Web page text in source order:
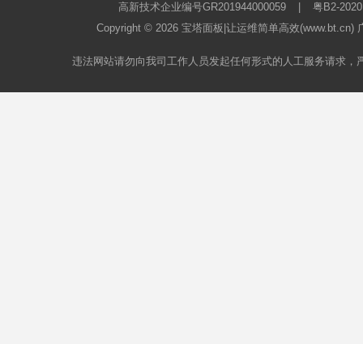
高新技术企业编号GR201944000059
粤B2-
Copyright © 2026 宝塔面板 |让运维简单高效
违法网站请勿向我司工作人员发起任何形式的人工服务请求，